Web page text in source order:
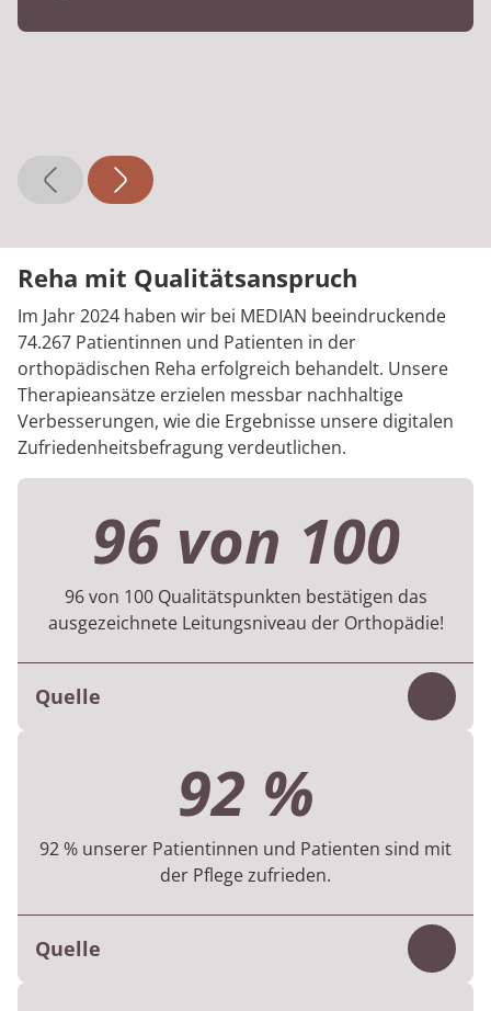
Reha mit Qualitätsanspruch
Im Jahr 2024 haben wir bei MEDIAN beeindruckende
74.267 Patientinnen und Patienten in der
orthopädischen Reha erfolgreich behandelt. Unsere
Therapieansätze erzielen messbar nachhaltige
Verbesserungen, wie die Ergebnisse unsere digitalen
Zufriedenheitsbefragung verdeutlichen.
96 von 100
96 von 100 Qualitätspunkten bestätigen das
ausgezeichnete Leitungsniveau der Orthopädie!
Quelle
Rehabilitation werden nach den Vorgaben
der Deutschen Rentenversicherung (KTL)
bewertet. Die Orthopädie erreicht dabei sehr
gute 96 von 100 Qualitätspunkten.
MEDIAN Qualitätsbericht
92 %
92 % unserer Patientinnen und Patienten sind mit
der Pflege zufrieden.
Quelle